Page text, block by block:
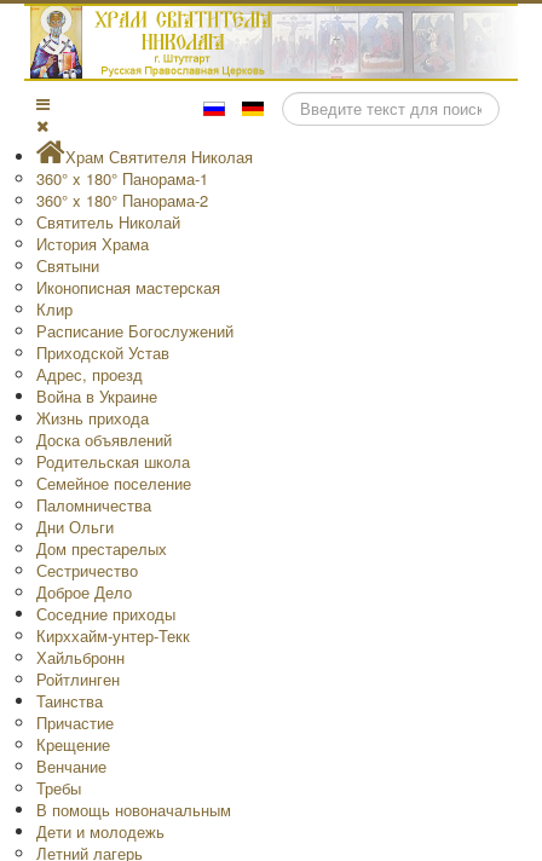
Поиск
Храм Святителя Николая
360° x 180° Панорама-1
360° x 180° Панорама-2
Святитель Николай
История Храма
Святыни
Иконописная мастерская
Клир
Расписание Богослужений
Приходской Устав
Адрес, проезд
Война в Украине
Жизнь прихода
Доска объявлений
Родительская школа
Семейное поселение
Паломничества
Дни Ольги
Дом престарелых
Сестричество
Доброе Дело
Соседние приходы
Кирххайм-унтер-Текк
Хайльбронн
Ройтлинген
Таинства
Причастие
Крещение
Венчание
Требы
В помощь новоначальным
Дети и молодежь
Летний лагерь